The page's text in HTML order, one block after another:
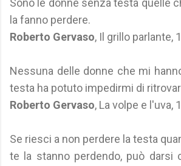
Sono le donne senza testa quelle
la fanno perdere.
Roberto Gervaso, Il grillo parlante,
Nessuna delle donne che mi
testa ha potuto impedirmi di
Roberto Gervaso, La volpe e l'uva,
Se riesci a non perdere la testa
te la stanno perdendo, può darsi